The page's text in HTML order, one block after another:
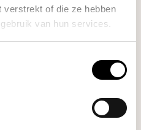
verstrekt of die ze hebben
van hun services.